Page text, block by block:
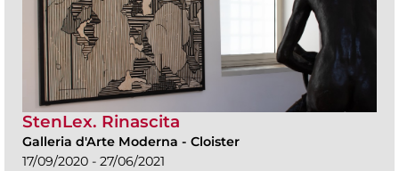
StenLex. Rinascita
Galleria d'Arte Moderna - Cloister
17/09/2020 - 27/06/2021